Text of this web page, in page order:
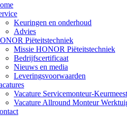
Keuringen en onderhoud
Advies
Piëteitstechniek
Missie HONOR Piëteitstechniek
Bedrijfscertificaat
Nieuws en media
Leveringsvoorwaarden
Vacature Servicemonteur-
Vacature Allround Monteur